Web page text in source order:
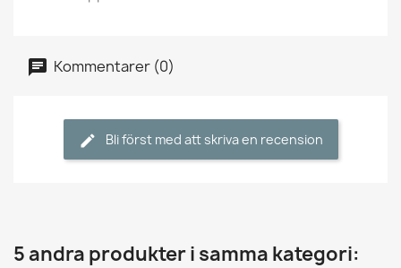
Kommentarer (0)
Bli först med att skriva en recension
5 andra produkter i samma kategori: